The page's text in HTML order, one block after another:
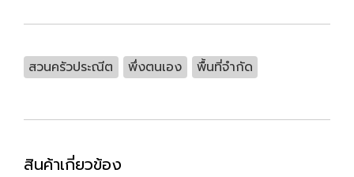
สวนครัวประณีต พึ่งตนเอง พื้นที่จำกัด
สินค้าเกี่ยวข้อง